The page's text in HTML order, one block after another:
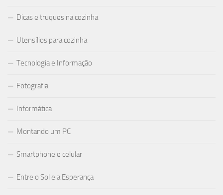
Dicas e truques na cozinha
Utensílios para cozinha
Tecnologia e Informação
Fotografia
Informática
Montando um PC
Smartphone e celular
Entre o Sol e a Esperança